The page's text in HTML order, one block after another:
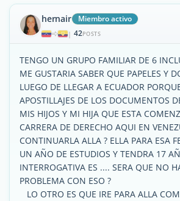
hernair Miembro activo
| 42POSTS
TENGO UN GRUPO FAMILIAR DE 6
ME GUSTARIA SABER QUE PAPELES Y
LUEGO DE LLEGAR A ECUADOR
APOSTILLAJES DE LOS DOCUMENTOS
MIS HIJOS Y MI HIJA QUE ESTA
CARRERA DE DERECHO AQUI EN
CONTINUARLA ALLA ? ELLA PARA ESA
UN AÑO DE ESTUDIOS Y TENDRA 17
INTERROGATIVA ES .... SERA QUE NO
PROBLEMA CON ESO ?
LO OTRO ES QUE IRE PARA ALLA